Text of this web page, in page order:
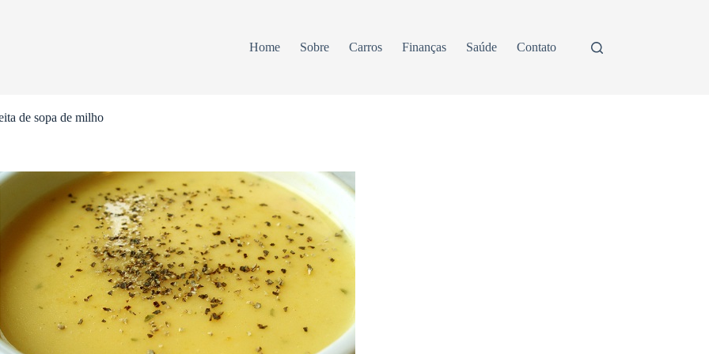
Home
Sobre Carros Finanças Saúde Contato
de sopa de milho